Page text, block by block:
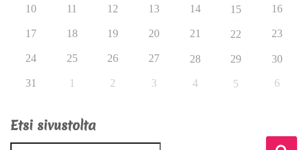
10 11 12 13 14 15 16
17 18 19 20 21 22 23
24 25 26 27 28 29 30
31 1 2 3 4 5 6
Etsi sivustolta